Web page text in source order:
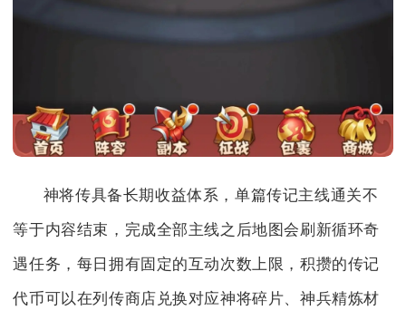
神将传具备长期收益体系，单篇传记主线通关不
等于内容结束，完成全部主线之后地图会刷新循环奇
遇任务，每日拥有固定的互动次数上限，积攒的传记
代币可以在列传商店兑换对应神将碎片、神兵精炼材